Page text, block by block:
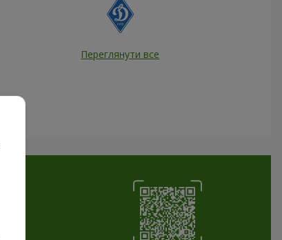
Переглянути все